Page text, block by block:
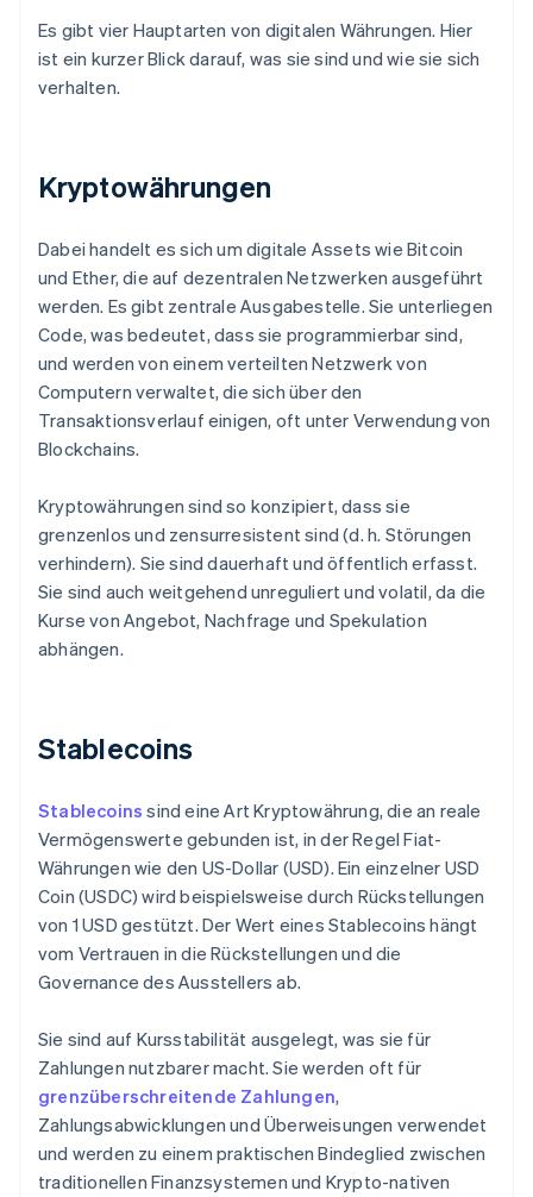
Es gibt vier Hauptarten von digitalen Währungen. Hier
ist ein kurzer Blick darauf, was sie sind und wie sie sich
verhalten.
Kryptowährungen
Dabei handelt es sich um digitale Assets wie Bitcoin
und Ether, die auf dezentralen Netzwerken ausgeführt
werden. Es gibt zentrale Ausgabestelle. Sie unterliegen
Code, was bedeutet, dass sie programmierbar sind,
und werden von einem verteilten Netzwerk von
Computern verwaltet, die sich über den
Transaktionsverlauf einigen, oft unter Verwendung von
Blockchains.
Kryptowährungen sind so konzipiert, dass sie
grenzenlos und zensurresistent sind (d. h. Störungen
verhindern). Sie sind dauerhaft und öffentlich erfasst.
Sie sind auch weitgehend unreguliert und volatil, da die
Kurse von Angebot, Nachfrage und Spekulation
abhängen.
Stablecoins
Stablecoins sind eine Art Kryptowährung, die an reale
Vermögenswerte gebunden ist, in der Regel Fiat-
Währungen wie den US-Dollar (USD). Ein einzelner USD
Coin (USDC) wird beispielsweise durch Rückstellungen
von 1 USD gestützt. Der Wert eines Stablecoins hängt
vom Vertrauen in die Rückstellungen und die
Governance des Ausstellers ab.
Sie sind auf Kursstabilität ausgelegt, was sie für
Zahlungen nutzbarer macht. Sie werden oft für
grenzüberschreitende Zahlungen,
Zahlungsabwicklungen und Überweisungen verwendet
und werden zu einem praktischen Bindeglied zwischen
traditionellen Finanzsystemen und Krypto-nativen